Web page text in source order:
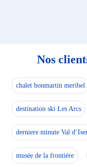
Nos
chalet bonmartin meribel
destination ski Les Arcs
derniere minute Val
musée de la frontière